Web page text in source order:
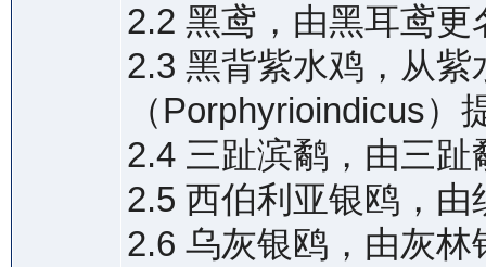
2.2 黑鸢，由黑耳鸢更
2.3 黑背紫水鸡，从紫
（Porphyrioindicus）
2.4 三趾滨鹬，由三趾
2.5 西伯利亚银鸥，由
2.6 乌灰银鸥，由灰林